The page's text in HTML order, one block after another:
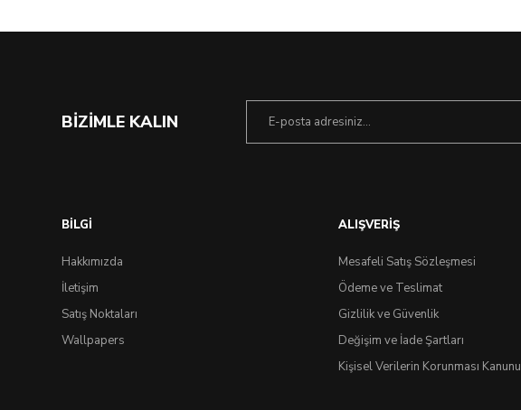
BİZİMLE KALIN
BİLGİ
Hakkımızda
İletişim
Satış Noktaları
Wallpapers
ALIŞVERİŞ
Mesafeli Satış Sözleşmesi
Ödeme ve Teslimat
Gizlilik ve Güvenlik
Değişim ve İade Şartları
Kişisel Verilerin Korunması Kanunu